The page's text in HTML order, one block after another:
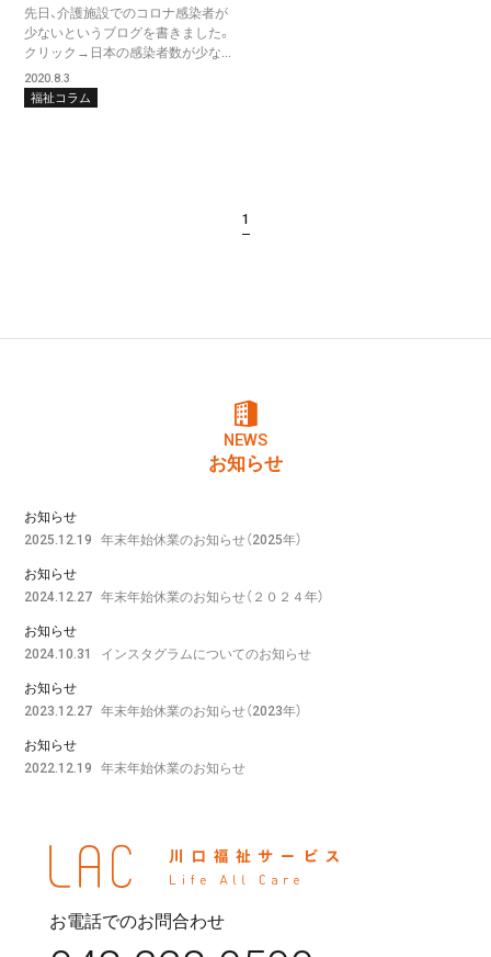
先日、介護施設でのコロナ感染者が
少ないというブログを書きました。
クリック→日本の感染者数が少な...
2020.8.3
福祉コラム
1
NEWS
お知らせ
2025.12.19
お知らせ
年末年始休業のお知らせ（2025年）
2024.12.27
お知らせ
年末年始休業のお知らせ（２０２４年）
2024.10.31
お知らせ
インスタグラムについてのお知らせ
2023.12.27
お知らせ
年末年始休業のお知らせ（2023年）
2022.12.19
お知らせ
年末年始休業のお知らせ
お電話でのお問合わせ